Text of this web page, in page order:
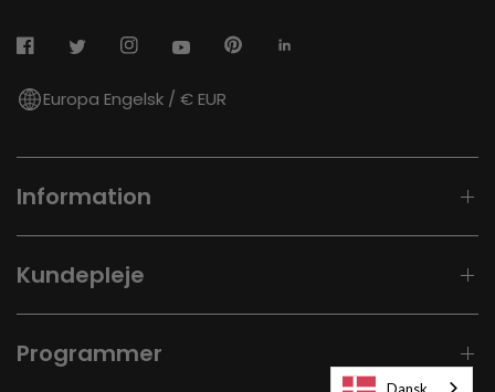
Europa Engelsk / € EUR
Information
Kundepleje
Programmer
Dansk